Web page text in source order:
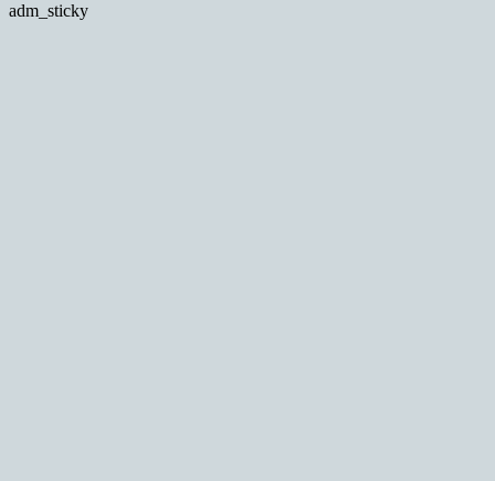
adm_sticky